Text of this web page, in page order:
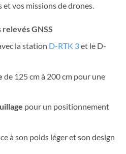
vos missions de drones.
GNSS
la station D-RTK 3et le D-
de 125 cm à 200 cm pour une
pour un positionnement
à son poids léger et son design